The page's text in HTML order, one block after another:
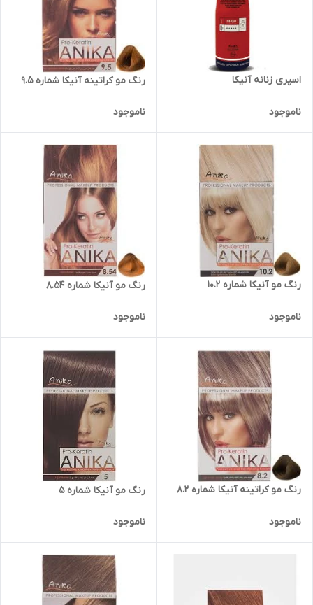
اسپری زنانه آنیکا
ناموجود
رنگ مو کراتینه آنیکا شماره 9.5
ناموجود
رنگ مو آنیکا شماره 10.2
ناموجود
رنگ مو آنیکا شماره 8.54
ناموجود
رنگ مو کراتینه آنیکا شماره 8.2
ناموجود
رنگ مو آنیکا شماره 5
ناموجود